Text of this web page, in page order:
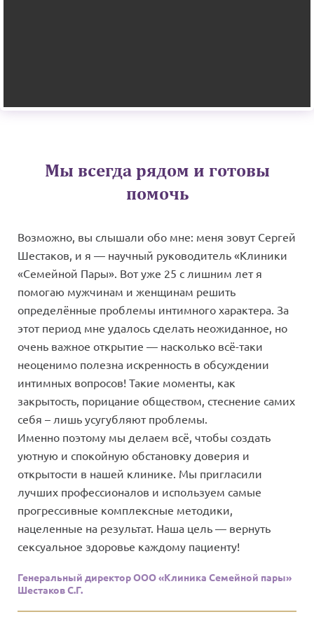
Мы всегда рядом и готовы
помочь
Возможно, вы слышали обо мне: меня зовут Сергей
Шестаков, и я — научный руководитель «Клиники
«Семейной Пары». Вот уже 25 с лишним лет я
помогаю мужчинам и женщинам решить
определённые проблемы интимного характера. За
этот период мне удалось сделать неожиданное, но
очень важное открытие — насколько всё-таки
неоценимо полезна искренность в обсуждении
интимных вопросов! Такие моменты, как
закрытость, порицание обществом, стеснение самих
себя – лишь усугубляют проблемы.
Именно поэтому мы делаем всё, чтобы создать
уютную и спокойную обстановку доверия и
открытости в нашей клинике. Мы пригласили
лучших профессионалов и используем самые
прогрессивные комплексные методики,
нацеленные на результат. Наша цель — вернуть
сексуальное здоровье каждому пациенту!
Генеральный директор ООО «Клиника Семейной пары»
Шестаков С.Г.